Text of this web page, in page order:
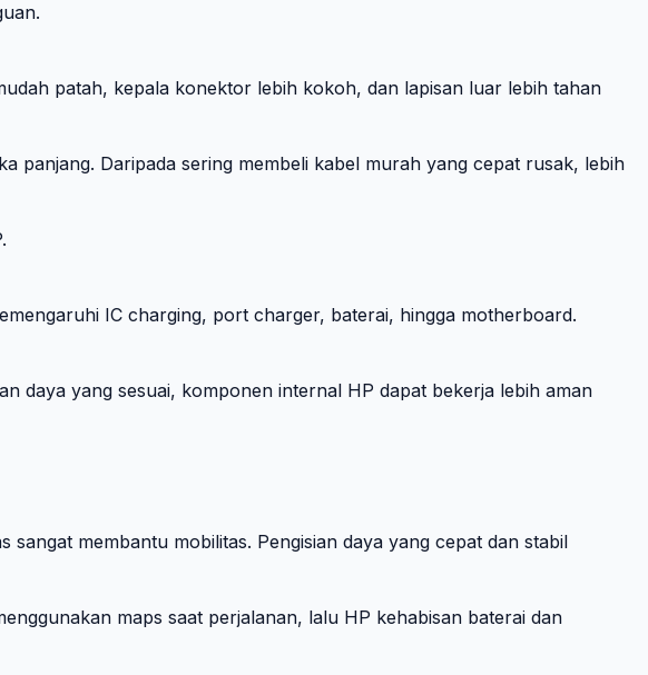
patah, kepala konektor lebih kokoh, dan lapisan luar lebih tahan
panjang. Daripada sering membeli kabel murah yang cepat rusak, lebih
IC charging, port charger, baterai, hingga motherboard.
daya yang sesuai, komponen internal HP dapat bekerja lebih aman
membantu mobilitas. Pengisian daya yang cepat dan stabil
maps saat perjalanan, lalu HP kehabisan baterai dan